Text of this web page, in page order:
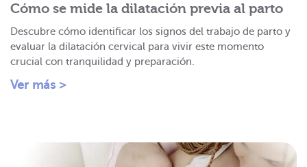
Cómo se mide la dilatación previa al parto
Descubre cómo identificar los signos del trabajo de parto y
evaluar la dilatación cervical para vivir este momento
crucial con tranquilidad y preparación.
Ver más >